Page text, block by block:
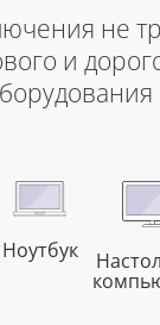
не
и
Ноутбук